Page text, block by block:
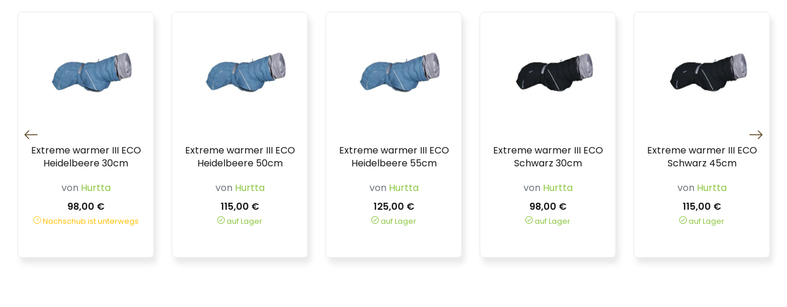
Extreme warmer III ECO
Heidelbeere 30cm
von Hurtta
98,00 €
Nachschub ist unterwegs
Extreme warmer III ECO
Heidelbeere 50cm
von Hurtta
115,00 €
auf Lager
Extreme warmer III ECO
Heidelbeere 55cm
von Hurtta
125,00 €
auf Lager
Extreme warmer III ECO
Schwarz 30cm
von Hurtta
98,00 €
auf Lager
Extreme warmer III ECO
Schwarz 45cm
von Hurtta
115,00 €
auf Lager